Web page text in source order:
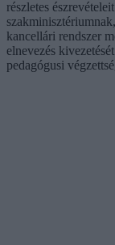
részletes
kancellári rendszer
elnevezés
pedagógusi